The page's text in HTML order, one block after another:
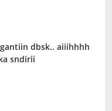
dbsk.. aiiihhhh
sndirii